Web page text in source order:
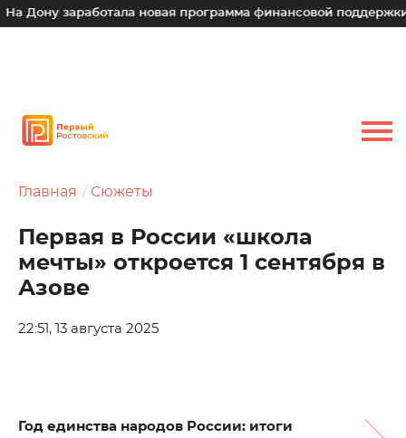
новая программа финансовой поддержки для
Главная Сюжеты
Первая в России «школа
мечты» откроется 1 сентября в
Азове
22:51, 13 августа 2025
Год единства народов России: итоги